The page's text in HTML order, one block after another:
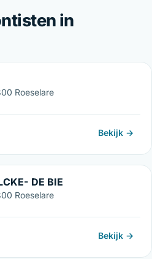
in
Roeselare
Bekijk →
DE BIE
Roeselare
Bekijk →